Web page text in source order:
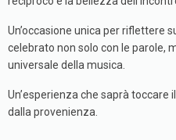
Un’occasione unica per riflettere
celebrato non solo con le parole,
universale della musica.
Un’esperienza che saprà
dalla provenienza.